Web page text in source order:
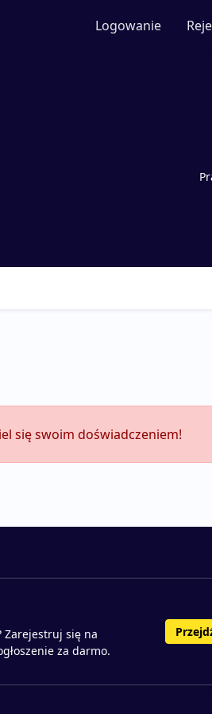
Logowanie
się swoim doświadczeniem!
Zarejestruj się na
za darmo.